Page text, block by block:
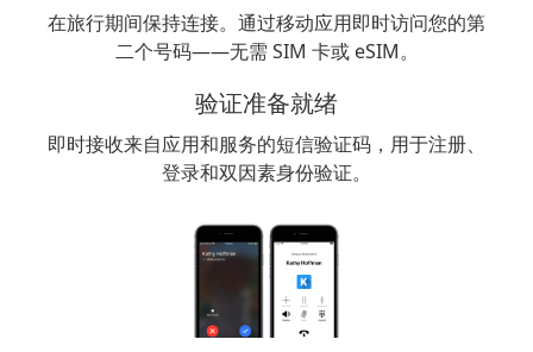
在旅行期间保持连接。通过移动应用即时访问您的第
二个号码——无需 SIM 卡或 eSIM。
验证准备就绪
即时接收来自应用和服务的短信验证码，用于注册、
登录和双因素身份验证。